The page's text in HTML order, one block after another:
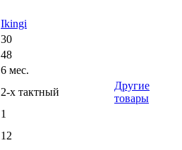
Ikingi
30
48
6 мес.
2-х тактный
Другие
товары
1
12